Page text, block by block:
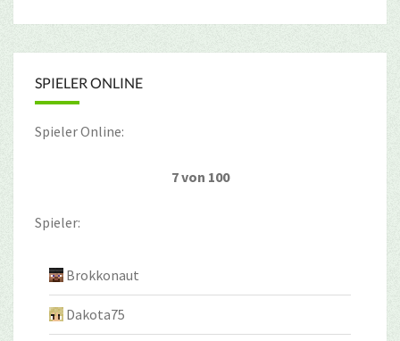
SPIELER ONLINE
Spieler Online:
7 von 100
Spieler:
Brokkonaut
Dakota75